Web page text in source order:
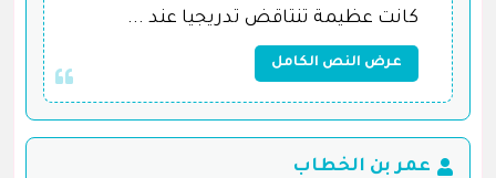
كانت عظيمة تنتاقض تدريجيا عند ...
عرض النص الكامل
عمر بن الخطاب